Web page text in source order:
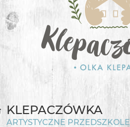
KLEPACZÓWKA
ARTYSTYCZNE PRZEDSZKOLE